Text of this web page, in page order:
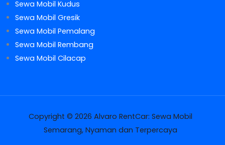
Sewa Mobil Kudus
Sewa Mobil Gresik
Sewa Mobil Pemalang
Sewa Mobil Rembang
Sewa Mobil Cilacap
Copyright © 2026 Alvaro RentCar: Sewa Mobil
Semarang, Nyaman dan Terpercaya